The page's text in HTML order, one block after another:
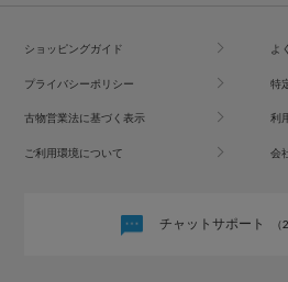
ショッピングガイド よ
プライバシーポリシー 特
古物営業法に基づく表示 利
ご利用環境について 会
チャットサポート